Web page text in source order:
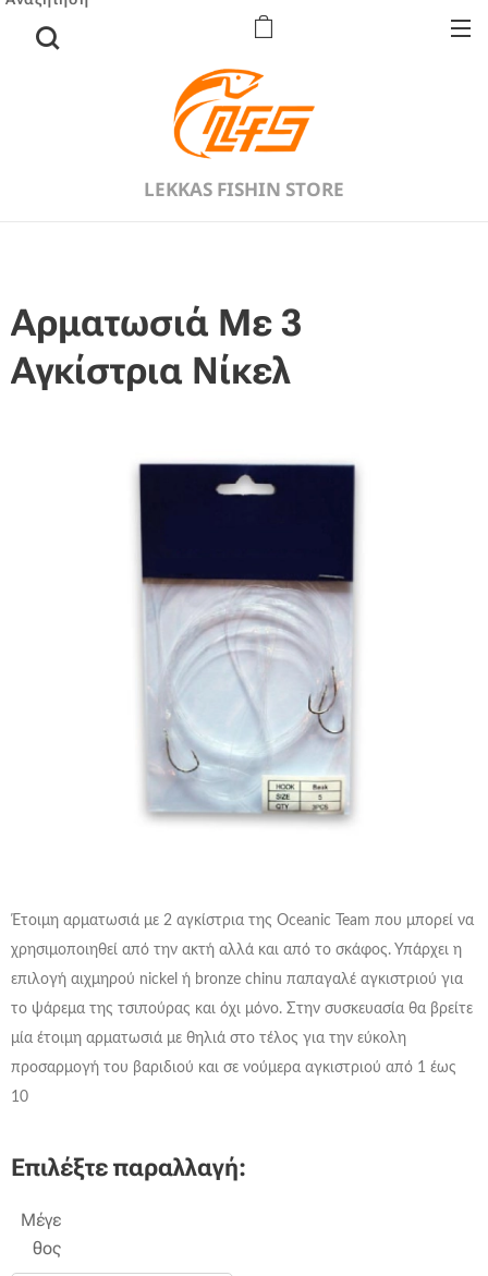
LEKKAS FISHIN STORE
Αρματωσιά Με 3
Αγκίστρια Νίκελ
Έτοιμη αρματωσιά με 2 αγκίστρια της Oceanic Team που μπορεί να
χρησιμοποιηθεί από την ακτή αλλά και από το σκάφος. Υπάρχει η
επιλογή αιχμηρού nickel ή bronze chinu παπαγαλέ αγκιστριού για
το ψάρεμα της τσιπούρας και όχι μόνο. Στην συσκευασία θα βρείτε
μία έτοιμη αρματωσιά με θηλιά στο τέλος για την εύκολη
προσαρμογή του βαριδιού και σε νούμερα αγκιστριού από 1 έως
10
Επιλέξτε παραλλαγή:
Μέγε
θος